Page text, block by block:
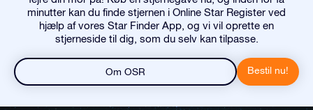
minutter kan du finde stjernen i Online Star Register ved
hjælp af vores Star Finder App, og vi vil oprette en
stjerneside til dig, som du selv kan tilpasse.
Om OSR Bestil nu!